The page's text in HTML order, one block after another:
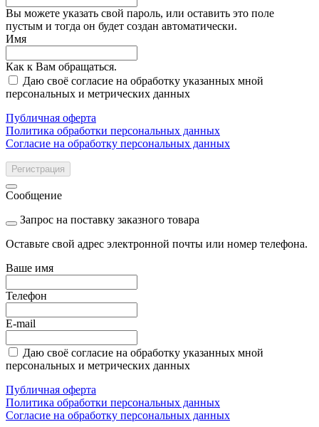
Вы можете указать свой пароль, или оставить это поле
пустым и тогда он будет создан автоматически.
Имя
Как к Вам обращаться.
Даю своё согласие на обработку указанных мной
персональных и метрических данных
Публичная оферта
Политика обработки персональных данных
Согласие на обработку персональных данных
Регистрация
Сообщение
Запрос на поставку заказного товара
Оставьте свой адрес электронной почты или номер телефона.
Ваше имя
Телефон
E-mail
Даю своё согласие на обработку указанных мной
персональных и метрических данных
Публичная оферта
Политика обработки персональных данных
Согласие на обработку персональных данных